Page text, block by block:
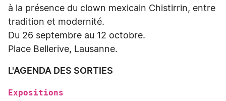
à la présence du clown mexicain Chistirrin, entre
tradition et modernité.
Du 26 septembre au 12 octobre.
Place Bellerive, Lausanne.
L'AGENDA DES SORTIES
Expositions